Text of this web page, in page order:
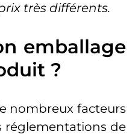
très différents.
emballage
?
nombreux facteurs
réglementations de